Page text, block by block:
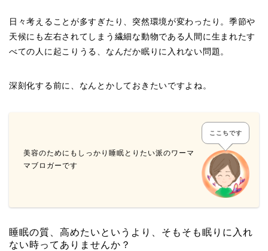
日々考えることが多すぎたり、突然環境が変わったり。季節や
天候にも左右されてしまう繊細な動物である人間に生まれたす
べての人に起こりうる、なんだか眠りに入れない問題。
深刻化する前に、なんとかしておきたいですよね。
美容のためにもしっかり睡眠とりたい派のワーマ
マブロガーです
ここちです
睡眠の質、高めたいというより、そもそも眠りに入れ
ない時ってありませんか？